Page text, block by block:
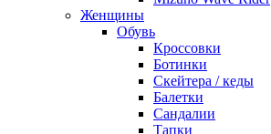
Женщины
Обувь
Кроссовки
Ботинки
Скейтера / кеды
Балетки
Сандалии
Тапки